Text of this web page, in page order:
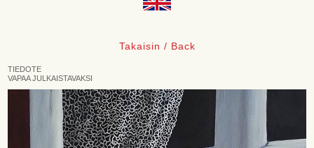
Takaisin / Back
TIEDOTE
VAPAA JULKAISTAVAKSI